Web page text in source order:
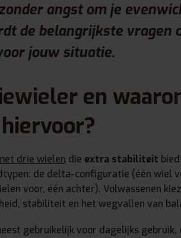
angst om je
de belangrijkste vragen
jouw situatie.
en
drie wielen die extra stabiliteit
de delta-configuratie (één wiel
voor, één achter). Volwassenen
stabiliteit en het wegvallen van
gebruikelijk voor dagelijks